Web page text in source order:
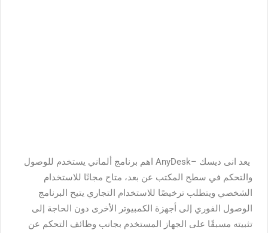
يعد انى ديسك –AnyDesk اهم برنامج ألماني يستخدم للوصول
والتحكم في سطح المكتب عن بعد، متاح مجانًا للاستخدام
الشخصي ويتطلب ترخيصًا للاستخدام التجاري يتيح البرنامج
الوصول الفوري إلى أجهزة الكمبيوتر الأخرى دون الحاجة إلى
تثبيته مسبقًا على الجهاز المستخدم بجانب وظائف التحكم عن